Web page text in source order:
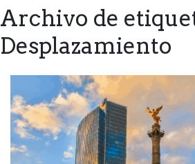
Archivo de
Desplazamiento